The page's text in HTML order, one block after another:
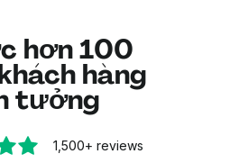
hơn 100
hàng
tưởng
1,500+ reviews